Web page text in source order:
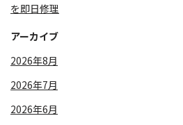
を即日修理
アーカイブ
2026年8月
2026年7月
2026年6月